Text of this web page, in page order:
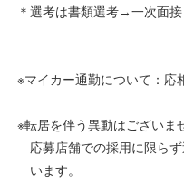
＊選考は書類選考→一次面
※マイカー通勤について：応
※転居を伴う異動はございま
応募店舗での採用に限ら
います。